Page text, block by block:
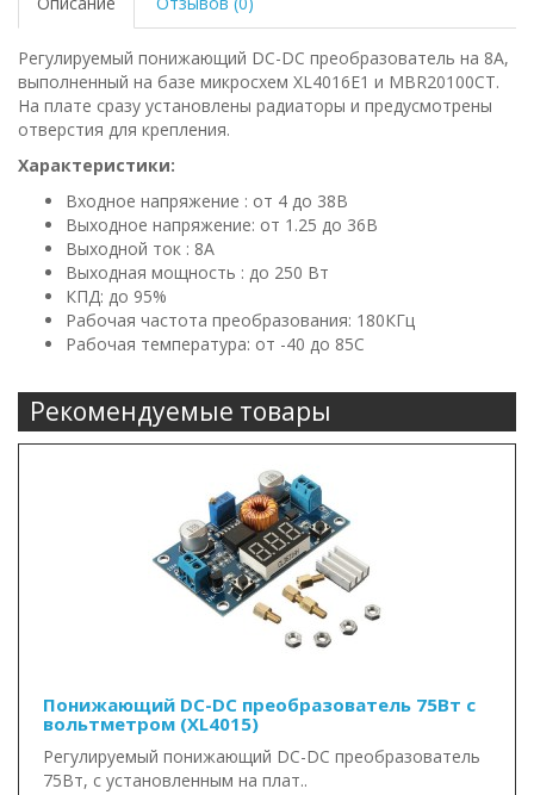
Регулируемый понижающий DC-DC преобразователь на 8А,
выполненный на базе микросхем XL4016E1 и MBR20100CT.
На плате сразу установлены радиаторы и предусмотрены
отверстия для крепления.
Характеристики:
Входное напряжение : от 4 до 38В
Выходное напряжение: от 1.25 до 36В
Выходной ток : 8А
Выходная мощность : до 250 Вт
КПД: до 95%
Рабочая частота преобразования: 180КГц
Рабочая температура: от -40 до 85C
Рекомендуемые товары
Понижающий DC-DC преобразователь 75Вт с
вольтметром (XL4015)
Регулируемый понижающий DC-DC преобразователь
75Вт, с установленным на плат..